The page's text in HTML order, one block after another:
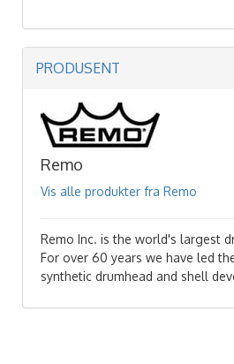
PRODUSENT
Remo
Vis alle produkter fra Remo
Remo Inc. is the world's largest
For over 60 years we have led
synthetic drumhead and shell